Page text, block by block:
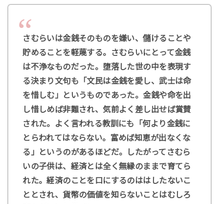
さむらいは金銭そのものを嫌い、儲けることや
貯めることを軽蔑する。さむらいにとって金銭
は不浄なものだった。堕落した世の中を表現す
る決まり文句も「文民は金銭を愛し、武士は命
を惜しむ」というものであった。金銭や命を出
し惜しめば非難され、気前よく差し出せば賞賛
された。よく言われる教訓にも「何より金銭に
とらわれてはならない。富めば知恵が出なくな
る」というのがあるほどだ。したがってさむら
いの子供は、経済とは全く無縁のままで育てら
れた。経済のことを口にするのははしたないこ
ととされ、貨幣の価値を知らないことはむしろ